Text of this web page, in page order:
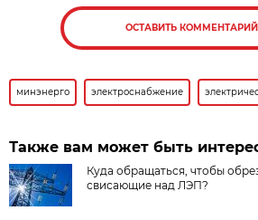
ОСТАВИТЬ КОММЕНТАРИЙ
минэнерго электроснабжение
Также вам может быть
Куда обращаться, чтобы
свисающие над ЛЭП?